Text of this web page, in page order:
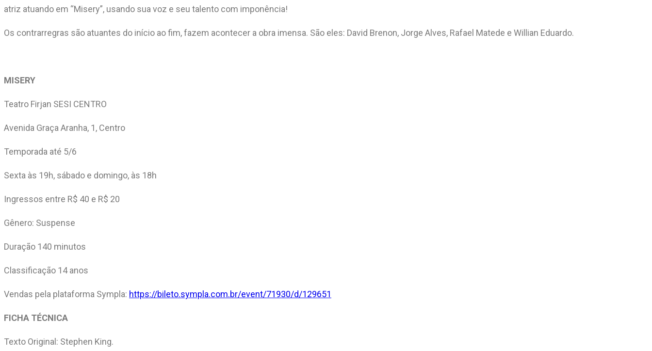
atriz atuando em “Misery”, usando sua voz e seu talento com imponência!
Os contrarregras são atuantes do início ao fim, fazem acontecer a obra imensa. São eles: David Brenon, Jorge Alves, Rafael Matede e Willian Eduardo.
MISERY
Teatro Firjan SESI CENTRO
Avenida Graça Aranha, 1, Centro
Temporada até 5/6
Sexta às 19h, sábado e domingo, às 18h
Ingressos entre R$ 40 e R$ 20
Gênero: Suspense
Duração 140 minutos
Classificação 14 anos
Vendas pela plataforma Sympla: https://bileto.sympla.com.br/event/71930/d/129651
FICHA TÉCNICA
Texto Original: Stephen King.